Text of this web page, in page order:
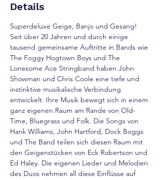
Details
Superdeluxe Geige, Banjo und Gesang!
Seit über 20 Jahren und durch einige
tausend gemeinsame Auftritte in Bands wie
The Foggy Hogtown Boys und The
Lonesome Ace Stringband haben John
Showman und Chris Coole eine tiefe und
instinktive musikalische Verbindung
entwickelt. Ihre Musik bewegt sich in einem
ganz eigenen Raum am Rande von Old-
Time, Bluegrass und Folk. Die Songs von
Hank Williams, John Hartford, Dock Boggs
und The Band teilen sich diesen Raum mit
den Geigenstücken von Eck Robertson und
Ed Haley. Die eigenen Lieder und Melodien
des Duos nehmen all diese Einflüsse auf